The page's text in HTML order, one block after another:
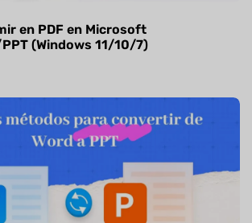
en PDF en Microsoft
(Windows 11/10/7)